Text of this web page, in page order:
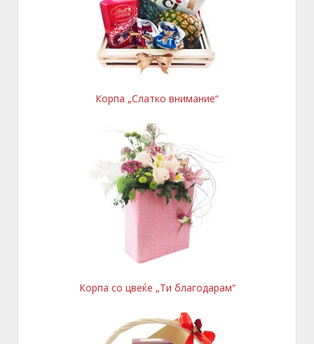
Корпа „Слатко внимание“
Корпа со цвеќе „Ти благодарам“